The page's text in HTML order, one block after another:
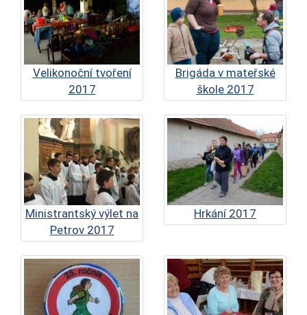
Velikonoční tvoření
2017
Brigáda v mateřské
škole 2017
Ministrantský výlet na
Petrov 2017
Hrkání 2017